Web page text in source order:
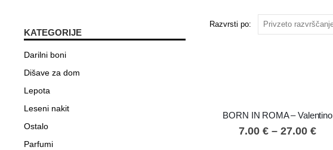
Razvrsti po:
BORN IN ROMA – Valentino
7.00€ –27.00€
KATEGORIJE
Darilni boni
Dišave za dom
Lepota
Leseni nakit
Ostalo
Parfumi